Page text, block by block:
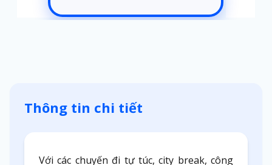
Thông tin chi tiết
Với các chuyến đi tự túc, city break, công